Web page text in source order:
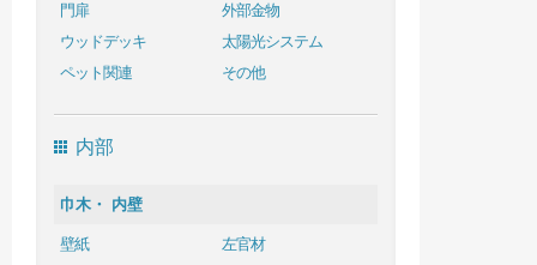
門扉
外部金物
ウッドデッキ
太陽光システム
ペット関連
その他
内部
巾木・ 内壁
壁紙
左官材